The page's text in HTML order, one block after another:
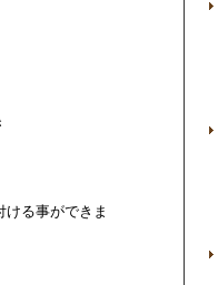
る事ができま